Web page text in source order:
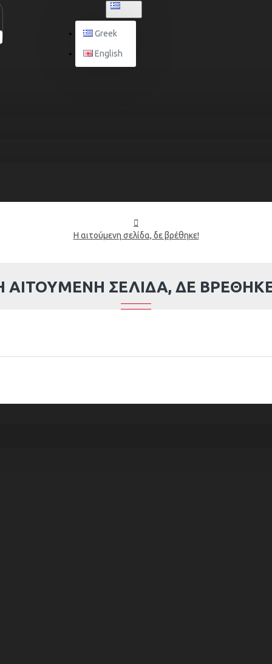
Greek
English
Η αιτούμενη σελίδα, δε βρέθηκε!
ΑΙΤΟΎΜΕΝΗ ΣΕΛΊΔΑ, ΔΕ